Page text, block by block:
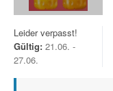
Leider verpasst!
Gültig: 21.06. -
27.06.